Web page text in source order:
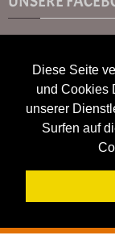
Diese Seite
und Cookies
unserer
Surfen auf